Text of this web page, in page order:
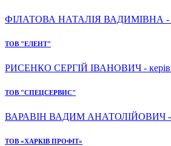
ФІЛАТОВА НАТАЛІЯ ВАДИМІВНА -
ТОВ "ЕЛЕНТ"
РИСЕНКО СЕРГІЙ ІВАНОВИЧ -
ТОВ "СПЕЦСЕРВИС"
ВАРАВІН ВАДИМ АНАТОЛІЙОВИЧ -
ТОВ «ХАРКІВ ПРОФІТ»